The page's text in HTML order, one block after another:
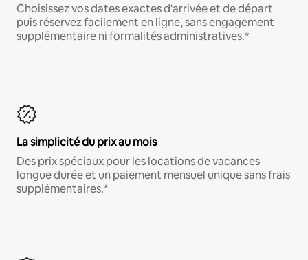
Choisissez vos dates exactes d'arrivée et de départ
puis réservez facilement en ligne, sans engagement
supplémentaire ni formalités administratives.*
La simplicité du prix au mois
Des prix spéciaux pour les locations de vacances
longue durée et un paiement mensuel unique sans frais
supplémentaires.*